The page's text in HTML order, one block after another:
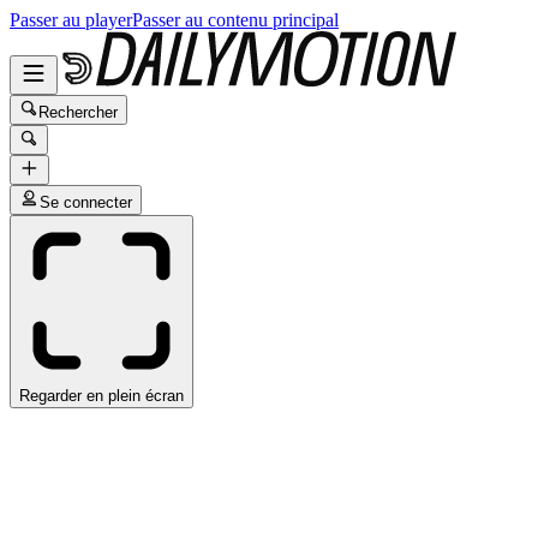
Passer au playerPasser au contenu principal
Rechercher
Se connecter
Regarder en plein écran